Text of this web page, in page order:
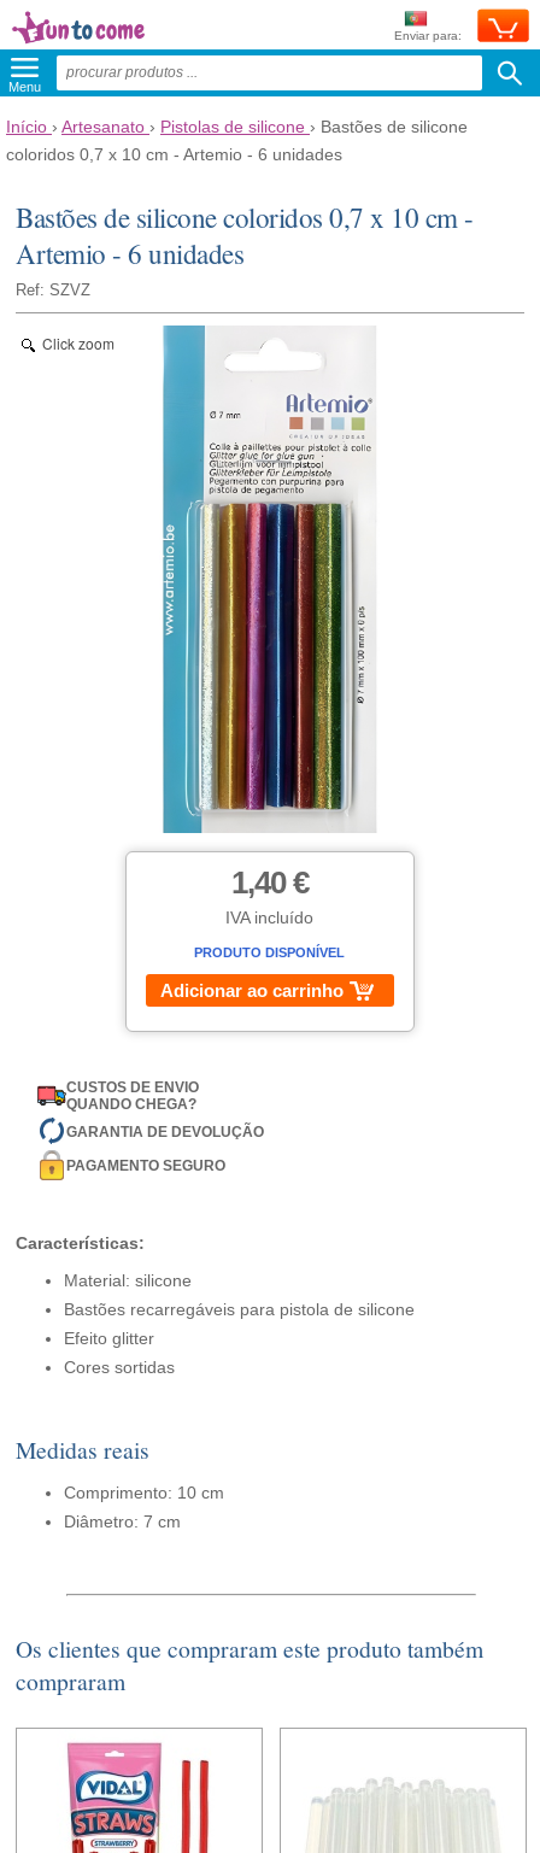
Enviar para:
Menu
Início › Artesanato › Pistolas de silicone › Bastões de silicone
coloridos 0,7 x 10 cm - Artemio - 6 unidades
Bastões de silicone coloridos 0,7 x 10 cm -
Artemio - 6 unidades
Ref: SZVZ
Click zoom
1,40 €
IVA incluído
PRODUTO DISPONÍVEL
Adicionar ao carrinho
CUSTOS DE ENVIO
QUANDO CHEGA?
GARANTIA DE DEVOLUÇÃO
PAGAMENTO SEGURO
Características:
Material: silicone
Bastões recarregáveis para pistola de silicone
Efeito glitter
Cores sortidas
Medidas reais
Comprimento: 10 cm
Diâmetro: 7 cm
Os clientes que compraram este produto também
compraram